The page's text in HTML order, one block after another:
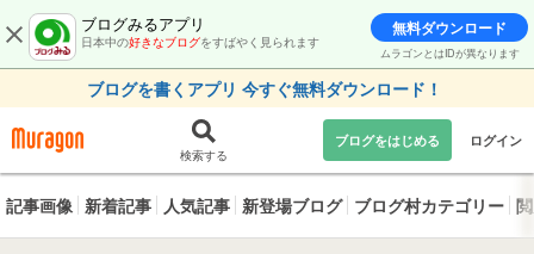
ブログみるアプリ
日本中の好きなブログをすばやく見られます
無料ダウンロード
ムラゴンとはIDが異なります
ブログを書くアプリ 今すぐ無料ダウンロード！
検索する
ブログをはじめる ログイン
記事画像 新着記事 人気記事 新登場ブログ ブログ村カテゴリー